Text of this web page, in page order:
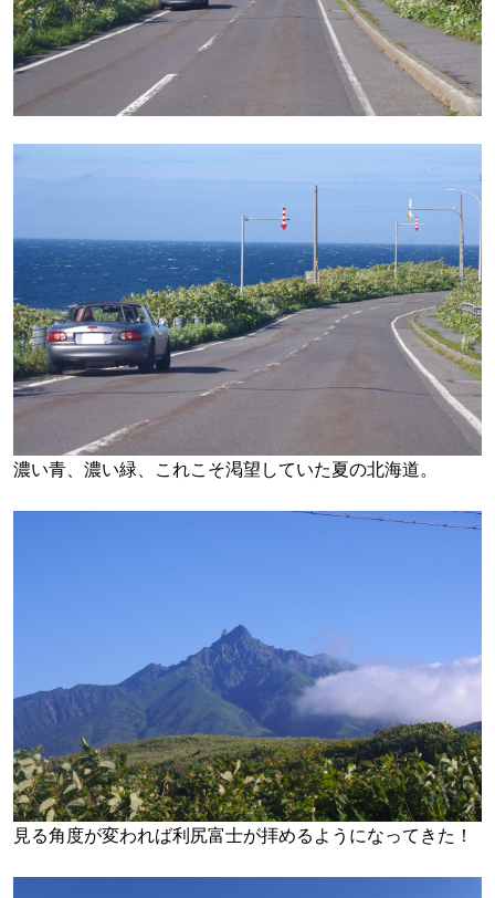
濃い青、濃い緑、これこそ渇望していた夏の北海道。
見る角度が変われば利尻富士が拝めるようになってきた！